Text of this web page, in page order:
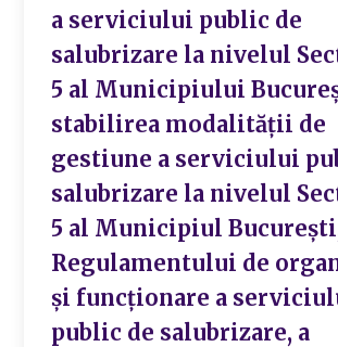
a serviciului public de
salubrizare la nivelul
5 al Municipiului
stabilirea modalității de
gestiune a serviciului
salubrizare la nivelul
5 al Municipiul
Regulamentului de
și funcționare a
public de salubrizare, a